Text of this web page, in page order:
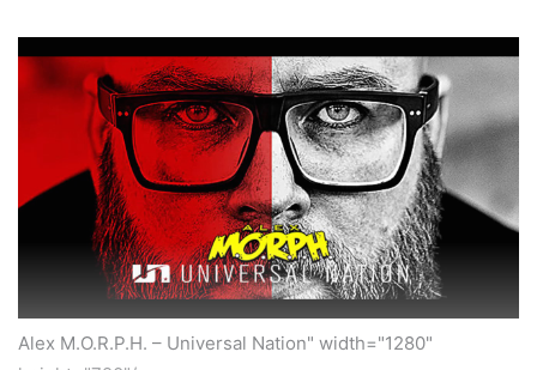
Alex M.O.R.P.H. – Universal Nation" width="1280"